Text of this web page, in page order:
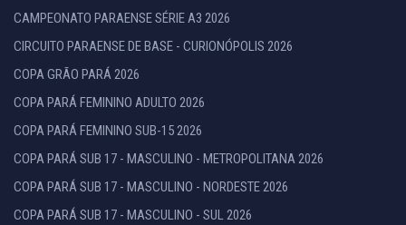
CAMPEONATO PARAENSE SÉRIE A3 2026
CIRCUITO PARAENSE DE BASE - CURIONÓPOLIS 2026
COPA GRÃO PARÁ 2026
COPA PARÁ FEMININO ADULTO 2026
COPA PARÁ FEMININO SUB-15 2026
COPA PARÁ SUB 17 - MASCULINO - METROPOLITANA 2026
COPA PARÁ SUB 17 - MASCULINO - NORDESTE 2026
COPA PARÁ SUB 17 - MASCULINO - SUL 2026